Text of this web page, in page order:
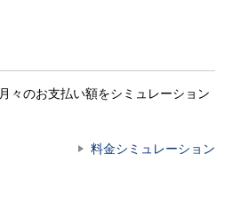
々のお支払い額をシミュレーション
料金シミュレーション